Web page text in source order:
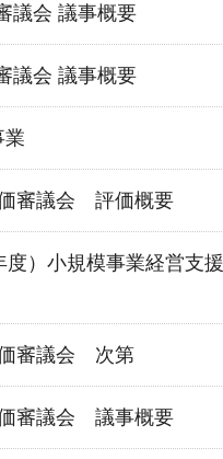
議会 議事概要
議会 議事概要
業
審議会 評価概要
）小規模事業経営支
審議会 次第
審議会 議事概要